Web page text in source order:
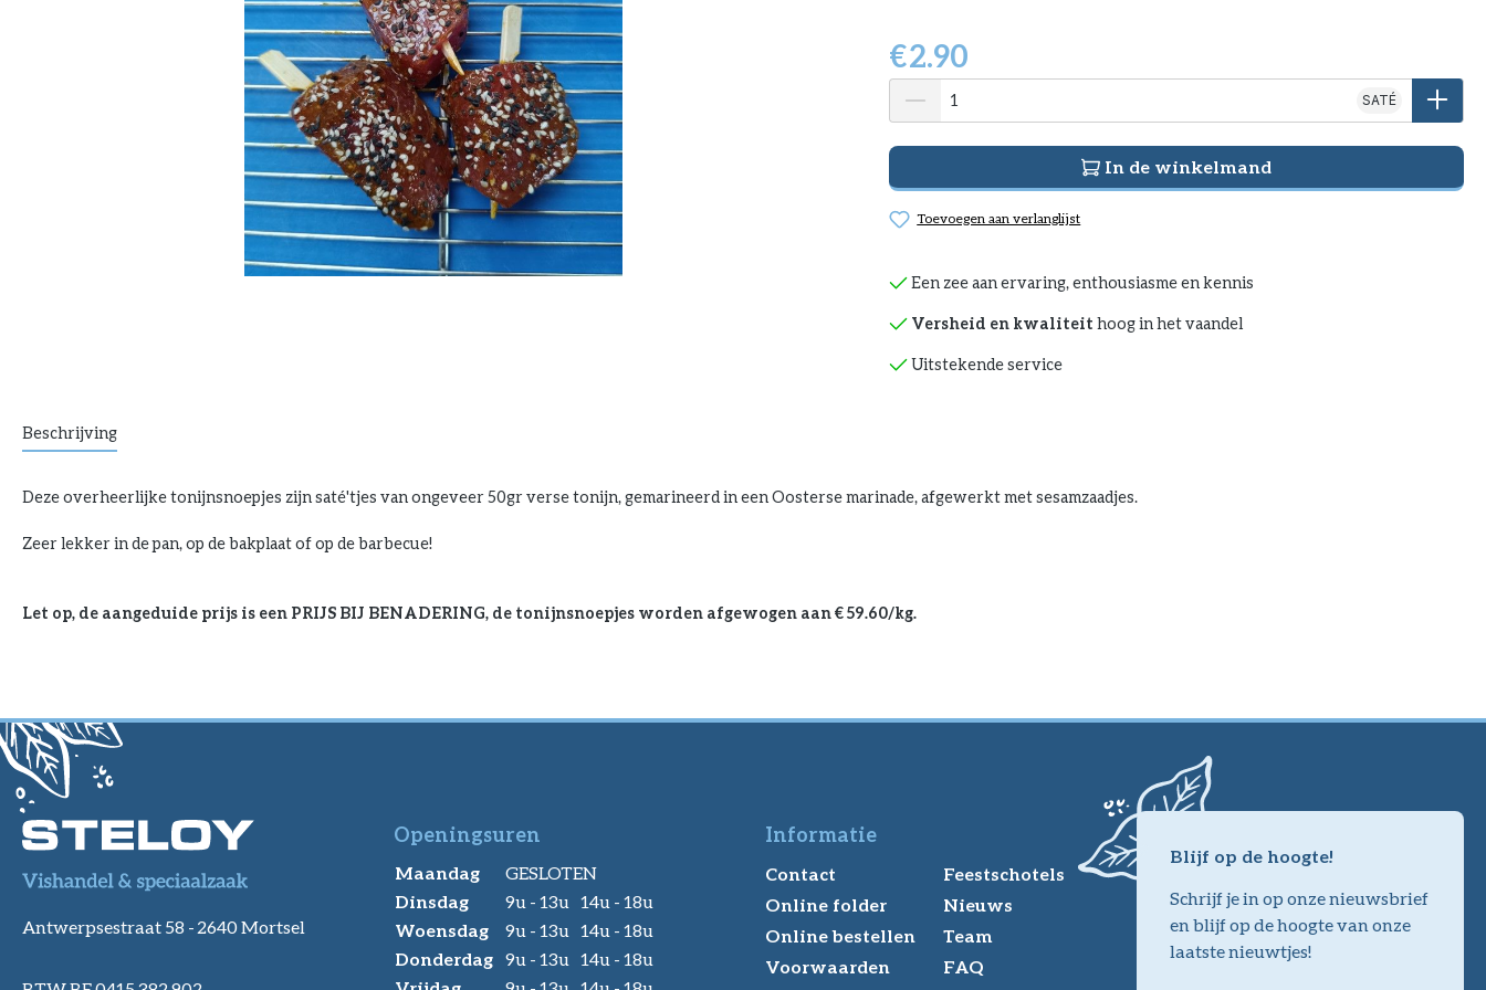
€2.90
SATÉ
In de winkelmand
Toevoegen aan verlanglijst
Een zee aan ervaring, enthousiasme en kennis
Versheid en kwaliteit hoog in het vaandel
Uitstekende service
Beschrijving
Deze overheerlijke tonijnsnoepjes zijn saté'tjes van ongeveer 50gr verse tonijn, gemarineerd in een Oosterse marinade, afgewerkt met sesamzaadjes.
Zeer lekker in de pan, op de bakplaat of op de barbecue!
Let op, de aangeduide prijs is een PRIJS BIJ BENADERING, de tonijnsnoepjes worden afgewogen aan € 59.60/kg.
Antwerpsestraat 58 - 2640 Mortsel
Openingsuren
Maandag
GESLOTEN
Dinsdag
9u - 13u 14u - 18u
Woensdag
9u - 13u 14u - 18u
Donderdag 9u - 13u 14u - 18u
Informatie
Contact
Online folder
Online bestellen
Voorwaarden
Feestschotels
Nieuws
Team
FAQ
Blijf op de hoogte!
Schrijf je in op onze nieuwsbrief
en blijf op de hoogte van onze
laatste nieuwtjes!